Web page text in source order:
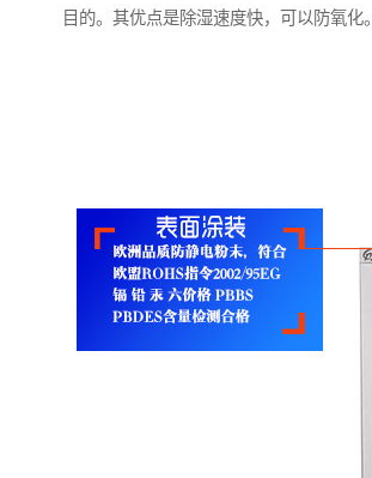
目的。其优点是除湿速度快，可以防氧化。